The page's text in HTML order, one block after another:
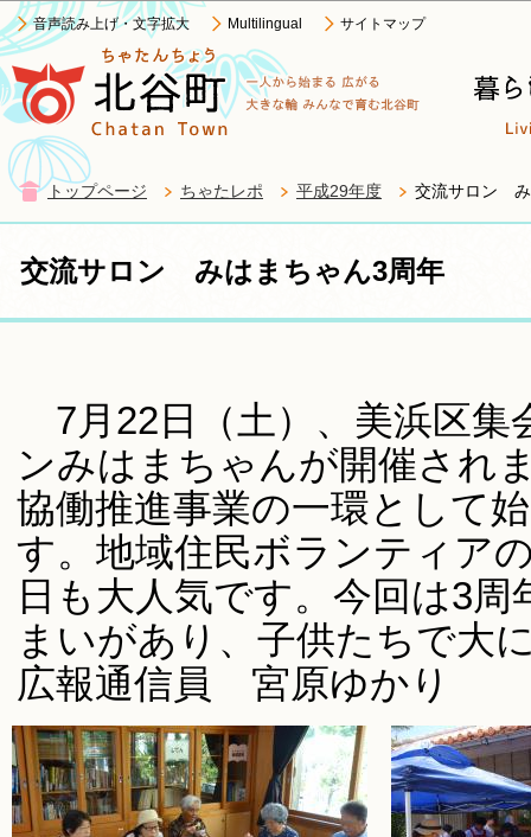
音声読み上げ・文字拡大 Multilingual サイトマップ
トップページ ちゃたレポ 平成29年度 交流サロン み
交流サロン みはまちゃん3周年
7月22日（土）、美浜区集
ンみはまちゃんが開催され
協働推進事業の一環として
す。地域住民ボランティア
日も大人気です。今回は3
まいがあり、子供たちで大
広報通信員 宮原ゆかり